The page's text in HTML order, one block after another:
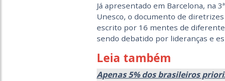
Já apresentado em Barcelona, na
Unesco, o documento de
escrito por 16 mentes de
sendo debatido por lideranças e
Leia também
Apenas 5% dos brasileiros